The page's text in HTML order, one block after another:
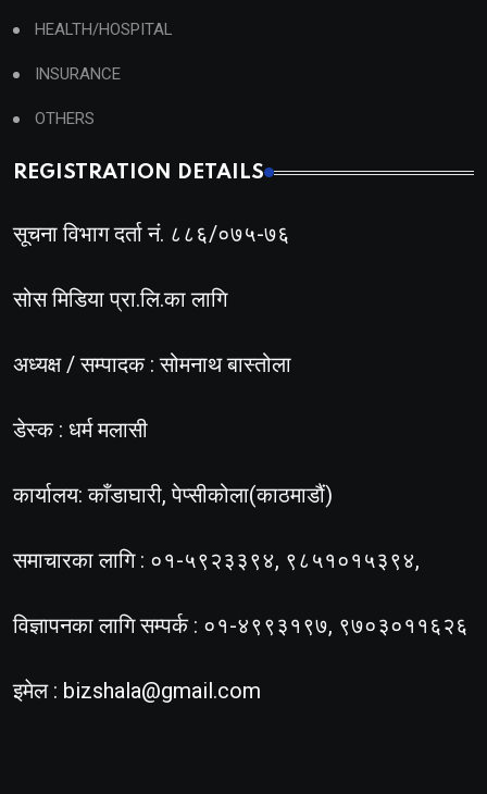
HEALTH/HOSPITAL
INSURANCE
OTHERS
REGISTRATION DETAILS
सूचना विभाग दर्ता नं. ८८६/०७५-७६
सोस मिडिया प्रा.लि.का लागि
अध्यक्ष / सम्पादक : सोमनाथ बास्तोला
डेस्क : धर्म मलासी
कार्यालय: काँडाघारी, पेप्सीकोला(काठमाडौं)
समाचारका लागि : ०१-५९२३३९४, ९८५१०१५३९४,
विज्ञापनका लागि सम्पर्क : ०१-४९९३१९७, ९७०३०११६२६
इमेल : bizshala@gmail.com